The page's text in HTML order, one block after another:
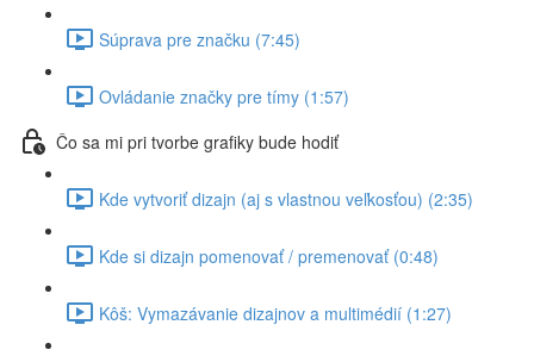
Súprava pre značku (7:45)
Ovládanie značky pre tímy (1:57)
Čo sa mi pri tvorbe grafiky bude hodiť
Kde vytvoriť dizajn (aj s vlastnou veľkosťou) (2:35)
Kde si dizajn pomenovať / premenovať (0:48)
Kôš: Vymazávanie dizajnov a multimédií (1:27)